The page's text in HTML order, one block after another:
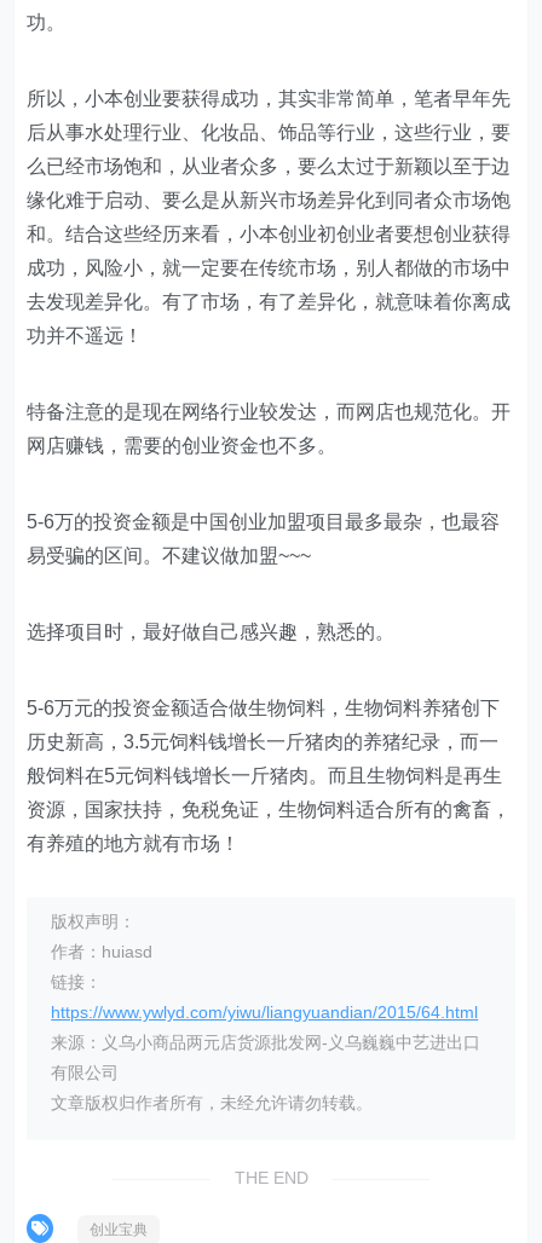
功。
所以，小本创业要获得成功，其实非常简单，笔者早年先
后从事水处理行业、化妆品、饰品等行业，这些行业，要
么已经市场饱和，从业者众多，要么太过于新颖以至于边
缘化难于启动、要么是从新兴市场差异化到同者众市场饱
和。结合这些经历来看，小本创业初创业者要想创业获得
成功，风险小，就一定要在传统市场，别人都做的市场中
去发现差异化。有了市场，有了差异化，就意味着你离成
功并不遥远！
特备注意的是现在网络行业较发达，而网店也规范化。开
网店赚钱，需要的创业资金也不多。
5-6万的投资金额是中国创业加盟项目最多最杂，也最容
易受骗的区间。不建议做加盟~~~
选择项目时，最好做自己感兴趣，熟悉的。
5-6万元的投资金额适合做生物饲料，生物饲料养猪创下
历史新高，3.5元饲料钱增长一斤猪肉的养猪纪录，而一
般饲料在5元饲料钱增长一斤猪肉。而且生物饲料是再生
资源，国家扶持，免税免证，生物饲料适合所有的禽畜，
有养殖的地方就有市场！
版权声明：
作者：huiasd
链接：
https://www.ywlyd.com/yiwu/liangyuandian/2015/64.html
来源：义乌小商品两元店货源批发网-义乌巍巍中艺进出口
有限公司
文章版权归作者所有，未经允许请勿转载。
THE END
创业宝典